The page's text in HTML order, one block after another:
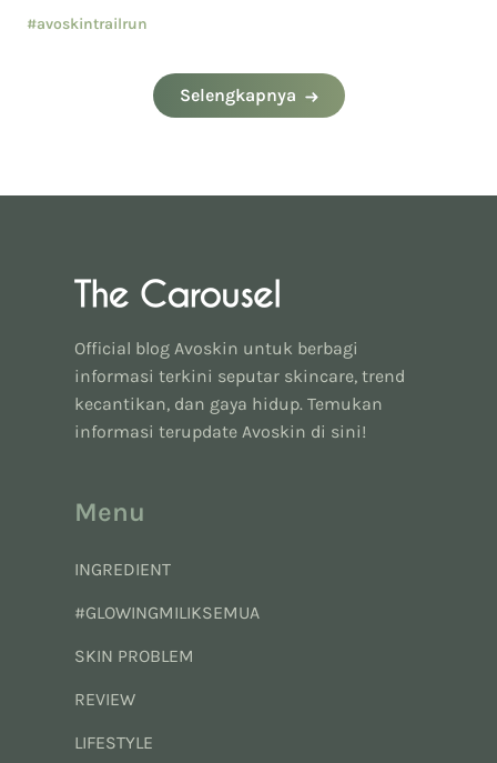
#avoskintrailrun
Selengkapnya
Official blog Avoskin untuk berbagi
informasi terkini seputar skincare, trend
kecantikan, dan gaya hidup. Temukan
informasi terupdate Avoskin di sini!
Menu
INGREDIENT
#GLOWINGMILIKSEMUA
SKIN PROBLEM
REVIEW
LIFESTYLE